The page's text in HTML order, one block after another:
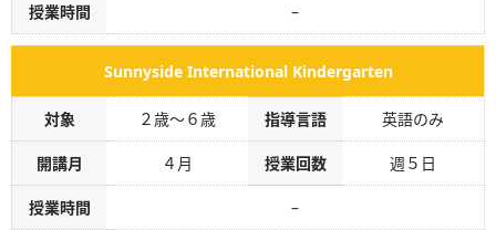
授業時間 –
Sunnyside International Kindergarten
対象 ２歳～６歳 指導言語 英語のみ
開講月 ４月 授業回数 週５日
授業時間 –